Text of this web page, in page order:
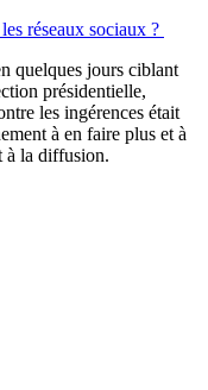
réseaux sociaux ?
quelques jours ciblant
présidentielle,
les ingérences était
à en faire plus et à
à la diffusion.